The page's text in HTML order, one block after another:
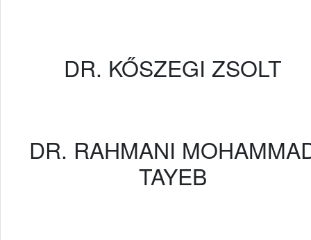
DR. KŐSZEGI ZSOLT
DR. RAHMANI
TAYEB